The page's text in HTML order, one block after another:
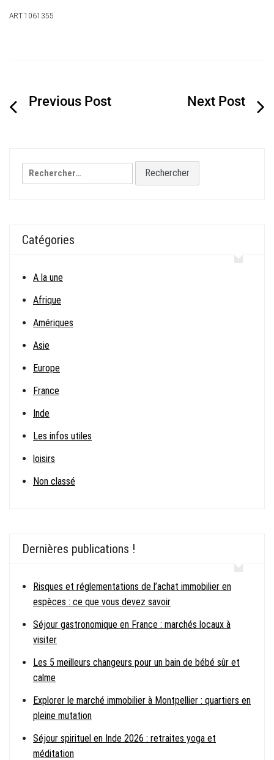
ART.1061355
Navigation
Rechercher :
Catégories
A la une
Afrique
Amériques
Asie
Europe
France
Inde
Les infos utiles
loisirs
Non classé
Dernières publications !
Risques et réglementations de l’achat immobilier en
espèces : ce que vous devez savoir
Séjour gastronomique en France : marchés locaux à
visiter
Les 5 meilleurs changeurs pour un bain de bébé sûr et
calme
Explorer le marché immobilier à Montpellier : quartiers en
pleine mutation
Séjour spirituel en Inde 2026 : retraites yoga et
méditation